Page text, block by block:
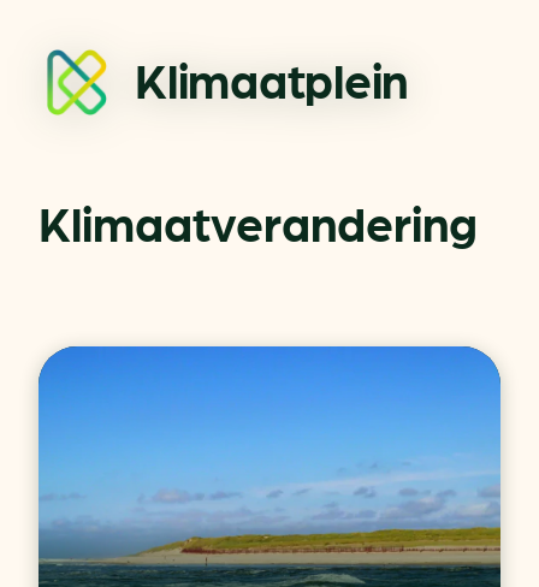
Klimaatplein
Klimaatverandering